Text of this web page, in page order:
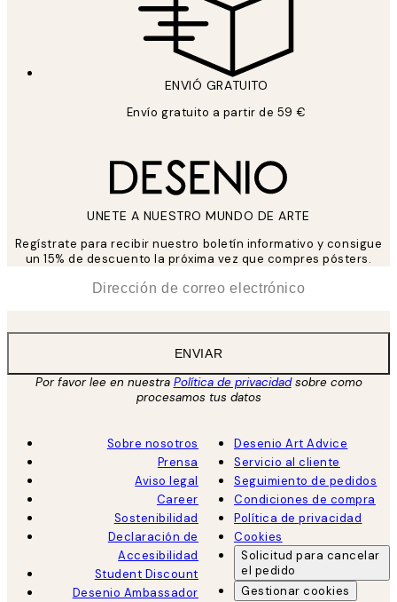
ENVIÓ GRATUITO
Envío gratuito a partir de 59 €
UNETE A NUESTRO MUNDO DE ARTE
Regístrate para recibir nuestro boletín informativo y consigue
un 15% de descuento la próxima vez que compres pósters.
ENVIAR
Por favor lee en nuestra Política de privacidadsobre como
procesamos tus datos
Sobre nosotros
Prensa
Aviso legal
Career
Sostenibilidad
Declaración de
Accesibilidad
Student Discount
Desenio Ambassador
Desenio Art Advice
Servicio al cliente
Seguimiento de pedidos
Condiciones de compra
Política de privacidad
Cookies
Solicitud para cancelar
el pedido
Gestionar cookies